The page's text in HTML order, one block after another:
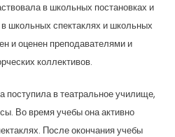
в школьных постановках и
школьных спектаклях и школьных
и оценен преподавателями и
коллективов.
в театральное училище,
Во время учебы она активно
После окончания учебы